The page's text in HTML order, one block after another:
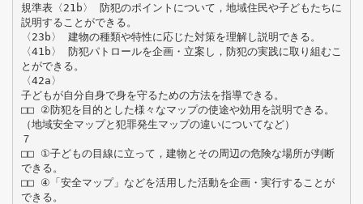
規準表〈21b〉 防犯のポイントについて，地域住民や子どもたちに
説明することができる。
〈23b〉 建物の種類や特性に応じた対策を理解し説明できる。
〈41b〉 防犯パトロールを企画・立案し，防犯の実践に取り組むこ
とができる。
〈42a〉
子どもが自分自身で身を守るための方法を指導できる。
□□ ②防犯を目的とした様々なマップの使途や効用を説明できる。
（地域安全マップと犯罪発生マップの違いについてなど）
７
□□ ①子どもの目線に立って，建物とその周辺の危険な場所が判断
できる。
□□ ④「安全マップ」などを活用した活動を企画・実行することが
できる。